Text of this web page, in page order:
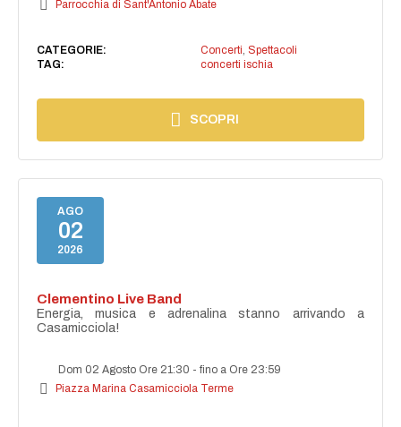
Parrocchia di Sant'Antonio Abate
CATEGORIE: Concerti, Spettacoli
TAG:
concerti ischia
SCOPRI
AGO
02
2026
Clementino Live Band
Energia, musica e adrenalina stanno arrivando a
Casamicciola!
Dom 02 Agosto Ore 21:30 -fino a Ore 23:59
Piazza Marina Casamicciola Terme